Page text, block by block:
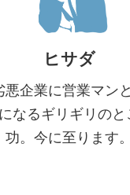
ヒサダ
悪企業に営業マン
なるギリギリの
功。今に至ります。